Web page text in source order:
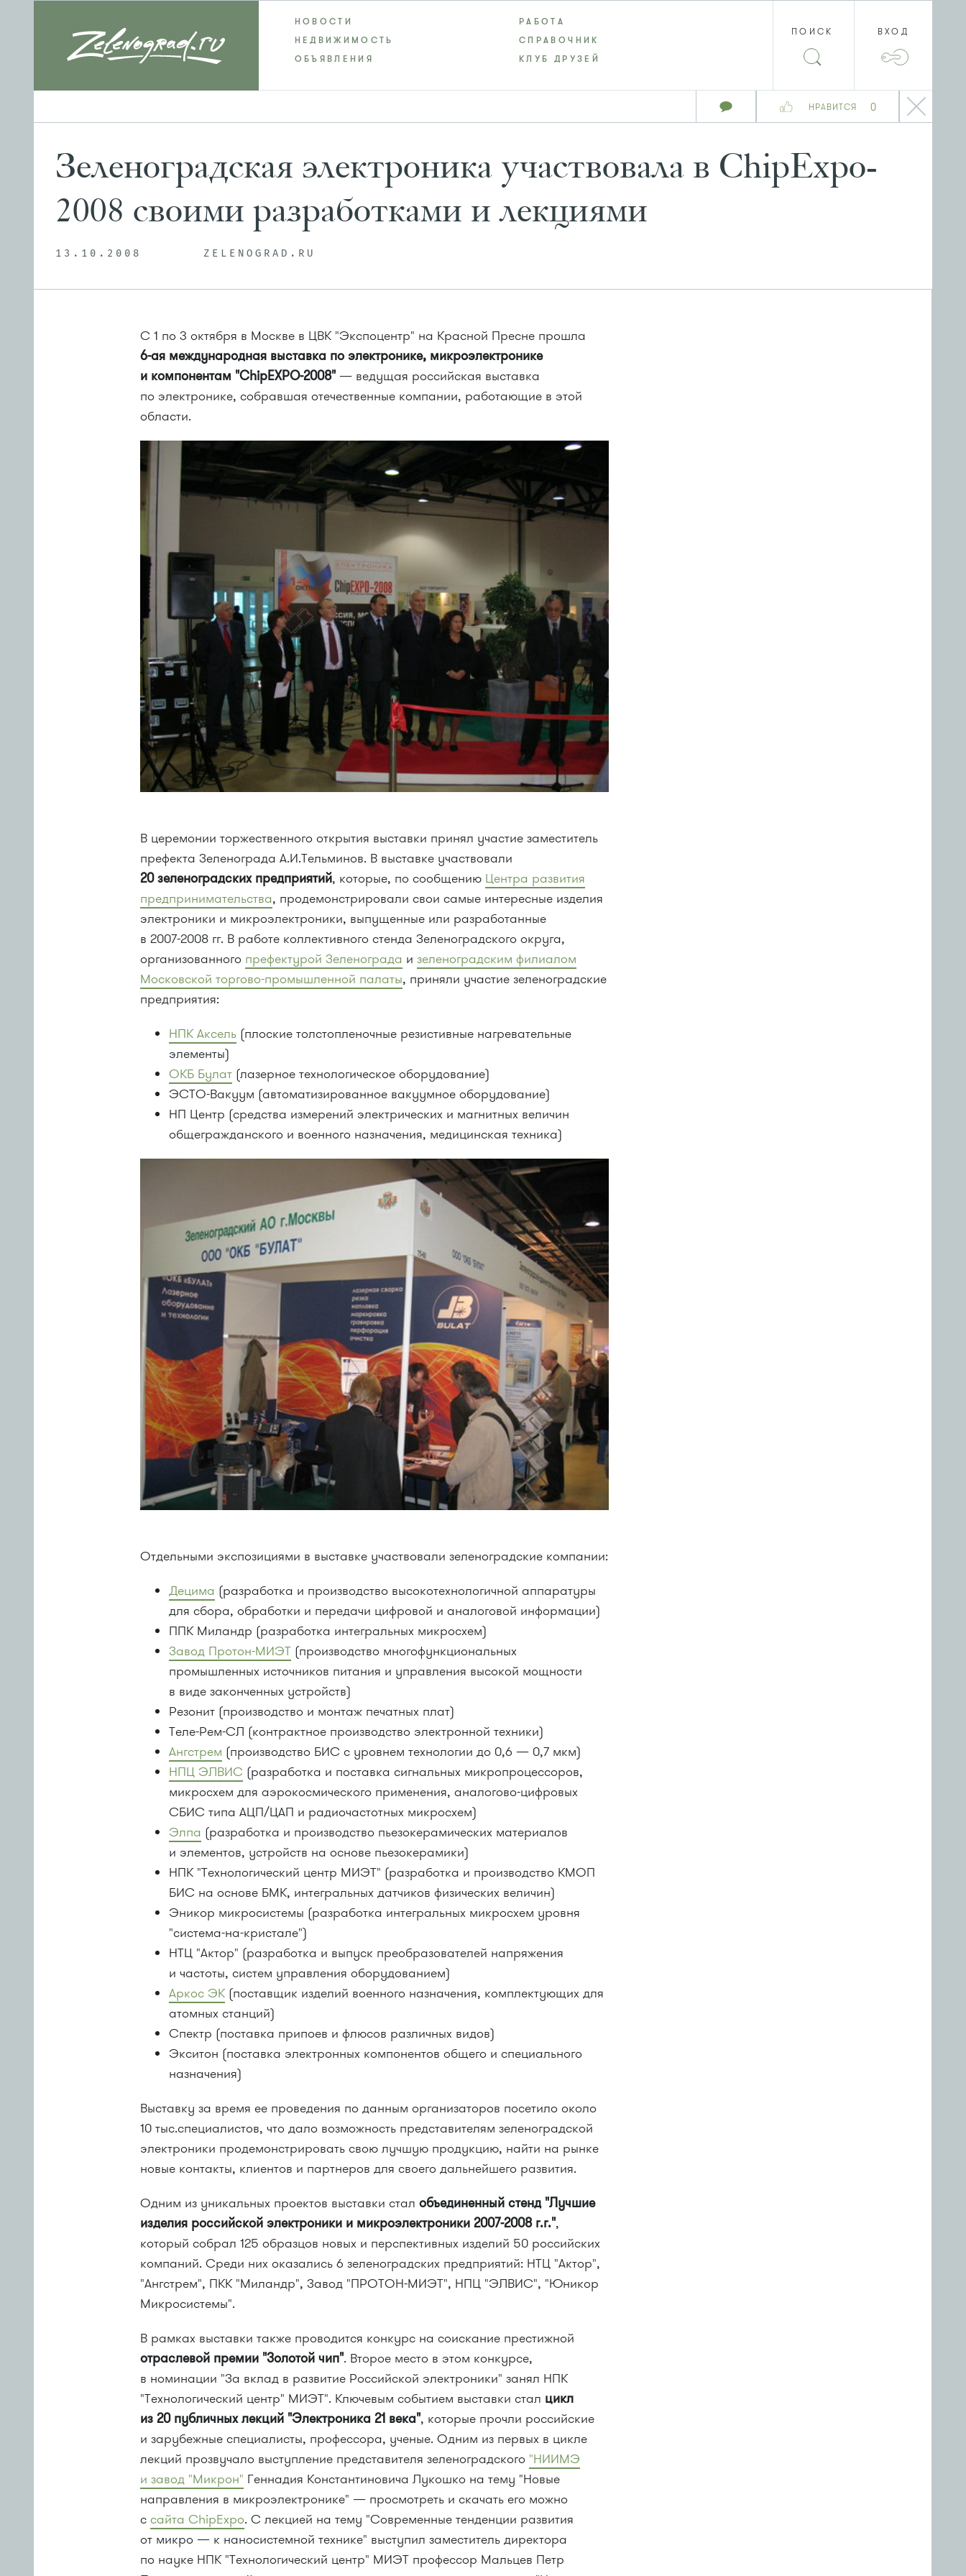
НРАВИТСЯ 0
НОВОСТИ
РАБОТА
НЕДВИЖИМОСТЬ
СПРАВОЧНИК
ОБЪЯВЛЕНИЯ
КЛУБ ДРУЗЕЙ
ПОИСК ВХОД
Зеленоградская электроника участвовала в ChipExpo-
2008 своими разработками и лекциями
13.10.2008 ZELENOGRAD.RU
С 1 по 3 октября в Москве в ЦВК "Экспоцентр" на Красной Пресне прошла
6-ая международная выставка по электронике, микроэлектронике
и компонентам "ChipEXPO-2008" — ведущая российская выставка
по электронике, собравшая отечественные компании, работающие в этой
области.
В церемонии торжественного открытия выставки принял участие заместитель
префекта Зеленограда А.И.Тельминов. В выставке участвовали
20 зеленоградских предприятий, которые, по сообщению Центра развития
предпринимательства, продемонстрировали свои самые интересные изделия
электроники и микроэлектроники, выпущенные или разработанные
в2007-2008 гг. В работе коллективного стенда Зеленоградского округа,
организованного префектурой Зеленограда изеленоградским филиалом
Московской торгово-промышленной палаты, приняли участие зеленоградские
предприятия:
НПК Аксель (плоские толстопленочные резистивные нагревательные
элементы)
ОКБ Булат (лазерное технологическое оборудование)
ЭСТО-Вакуум (автоматизированное вакуумное оборудование)
НП Центр (средства измерений электрических и магнитных величин
общегражданского и военного назначения, медицинская техника)
Отдельными экспозициями в выставке участвовали зеленоградские компании:
Децима (разработка и производство высокотехнологичной аппаратуры
для сбора, обработки и передачи цифровой и аналоговой информации)
ППК Миландр (разработка интегральных микросхем)
Завод Протон-МИЭТ (производство многофункциональных
промышленных источников питания и управления высокой мощности
в виде законченных устройств)
Резонит (производство и монтаж печатных плат)
Теле-Рем-СЛ (контрактное производство электронной техники)
Ангстрем (производство БИС с уровнем технологии до 0,6 — 0,7 мкм)
НПЦ ЭЛВИС (разработка и поставка сигнальных микропроцессоров,
микросхем для аэрокосмического применения, аналогово-цифровых
СБИС типа АЦП/ЦАП и радиочастотных микросхем)
Элпа (разработка и производство пьезокерамических материалов
и элементов, устройств на основе пьезокерамики)
НПК "Технологический центр МИЭТ" (разработка и производство КМОП
БИС на основе БМК, интегральных датчиков физических величин)
Эникор микросистемы (разработка интегральных микросхем уровня
"система-на-кристале")
НТЦ "Актор" (разработка и выпуск преобразователей напряжения
и частоты, систем управления оборудованием)
Аркос ЭК(поставщик изделий военного назначения, комплектующих для
атомных станций)
Спектр (поставка припоев и флюсов различных видов)
Экситон (поставка электронных компонентов общего и специального
назначения)
Выставку за время ее проведения по данным организаторов посетило около
10 тыс.специалистов, что дало возможность представителям зеленоградской
электроники продемонстрировать свою лучшую продукцию, найти на рынке
новые контакты, клиентов и партнеров для своего дальнейшего развития.
Одним из уникальных проектов выставки сталобъединенный стенд "Лучшие
изделия российской электроники и микроэлектроники2007-2008г.г.",
который собрал 125 образцов новых и перспективных изделий 50 российских
компаний. Среди них оказались 6 зеленоградских предприятий: НТЦ "Актор",
"Ангстрем", ПКК "Миландр", Завод "ПРОТОН-МИЭТ", НПЦ "ЭЛВИС", "Юникор
Микросистемы".
В рамках выставки также проводится конкурс на соискание престижной
отраслевой премии "Золотой чип". Второе место в этом конкурсе,
в номинации "За вклад в развитие Российской электроники" занял НПК
"Технологический центр" МИЭТ". Ключевым событием выставки стал цикл
из 20 публичных лекций "Электроника 21 века", которые прочли российские
и зарубежные специалисты, профессора, ученые. Одним из первых в цикле
лекций прозвучало выступление представителя зеленоградского "НИИМЭ
и завод "Микрон" Геннадия Константиновича Лукошко на тему "Новые
направления в микроэлектронике" — просмотреть и скачать его можно
с сайта ChipExpo. С лекцией на тему "Современные тенденции развития
от микро — к наносистемной технике" выступил заместитель директора
по науке НПК "Технологический центр" МИЭТ профессор Мальцев Петр